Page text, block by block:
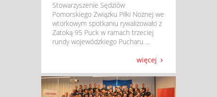
​ Stowarzyszenie Sędziów
Pomorskiego Związku Piłki Nożnej we
wtorkowym spotkaniu rywalizowało z
Zatoką 95 Puck w ramach trzeciej
rundy wojewódzkiego Pucharu ...
więcej